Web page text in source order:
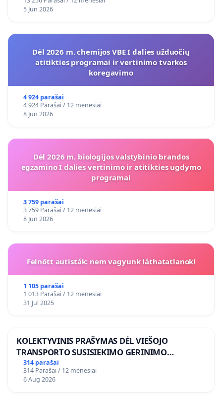
5 Jun 2026
Dėl 2026 m. chemijos VBE I dalies užduočių
atitikties programai ir vertinimo tvarkos
koregavimo
4 924 parašai
4 924 Parašai / 12 mėnesiai
8 Jun 2026
Dėl 2026 m. biologijos valstybinio brandos
egzamino I dalies vertinimo ir atitikties ugdymo
programai
3 759 parašai
3 759 Parašai / 12 mėnesiai
8 Jun 2026
Felnőtt autisták: nem vagyunk láthatatlanok!
1 105 parašai
1 013 Parašai / 12 mėnesiai
31 Jul 2025
KOLEKTYVINIS PRAŠYMAS DĖL VIEŠOJO
TRANSPORTO SUSISIEKIMO GERINIMO
VOSYLIUKŲ KAIME
314 parašai
314 Parašai / 12 mėnesiai
6 Aug 2026